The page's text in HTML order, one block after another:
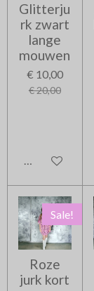
Glitterju
rk zwart
lange
mouwen
€ 10,00
€ 20,00
In winkelwagen
Sale!
Roze
jurk kort